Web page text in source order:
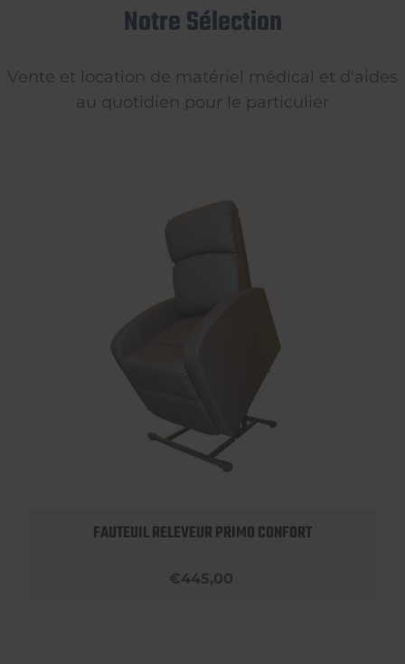
Notre Sélection
Vente et location de matériel médical et d'aides
au quotidien pour le particulier
FAUTEUIL RELEVEUR PRIMO CONFORT
€445,00